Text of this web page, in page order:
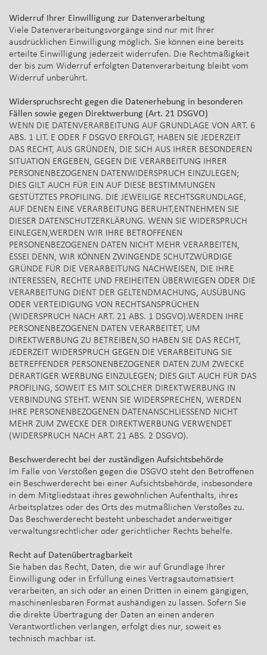
Widerruf Ihrer Einwilligung zur Datenverarbeitung
Viele Datenverarbeitungsvorgänge sind nur mit Ihrer
ausdrücklichen Einwilligung möglich. Sie können eine bereits
erteilte Einwilligung jederzeit widerrufen. Die Rechtmäßigkeit
der bis zum Widerruf erfolgten Datenverarbeitung bleibt vom
Widerruf unberührt.
Widerspruchsrecht gegen die Datenerhebung in besonderen
Fällen sowie gegen Direktwerbung (Art. 21 DSGVO)
WENN DIE DATENVERARBEITUNG AUF GRUNDLAGE VON ART. 6
ABS. 1 LIT. E ODER F DSGVO ERFOLGT, HABEN SIE JEDERZEIT
DAS RECHT, AUS GRÜNDEN, DIE SICH AUS IHRER BESONDEREN
SITUATION ERGEBEN, GEGEN DIE VERARBEITUNG IHRER
PERSONENBEZOGENEN DATENWIDERSPRUCH EINZULEGEN;
DIES GILT AUCH FÜR EIN AUF DIESE BESTIMMUNGEN
GESTÜTZTES PROFILING. DIE JEWEILIGE RECHTSGRUNDLAGE,
AUF DENEN EINE VERARBEITUNG BERUHT,ENTNEHMEN SIE
DIESER DATENSCHUTZERKLÄRUNG. WENN SIE WIDERSPRUCH
EINLEGEN,WERDEN WIR IHRE BETROFFENEN
PERSONENBEZOGENEN DATEN NICHT MEHR VERARBEITEN,
ESSEI DENN, WIR KÖNNEN ZWINGENDE SCHUTZWÜRDIGE
GRÜNDE FÜR DIE VERARBEITUNG NACHWEISEN, DIE IHRE
INTERESSEN, RECHTE UND FREIHEITEN ÜBERWIEGEN ODER DIE
VERARBEITUNG DIENT DER GELTENDMACHUNG, AUSÜBUNG
ODER VERTEIDIGUNG VON RECHTSANSPRÜCHEN
(WIDERSPRUCH NACH ART. 21 ABS. 1 DSGVO).WERDEN IHRE
PERSONENBEZOGENEN DATEN VERARBEITET, UM
DIREKTWERBUNG ZU BETREIBEN,SO HABEN SIE DAS RECHT,
JEDERZEIT WIDERSPRUCH GEGEN DIE VERARBEITUNG SIE
BETREFFENDER PERSONENBEZOGENER DATEN ZUM ZWECKE
DERARTIGER WERBUNG EINZULEGEN; DIES GILT AUCH FÜR DAS
PROFILING, SOWEIT ES MIT SOLCHER DIREKTWERBUNG IN
VERBINDUNG STEHT. WENN SIE WIDERSPRECHEN, WERDEN
IHRE PERSONENBEZOGENEN DATENANSCHLIESSEND NICHT
MEHR ZUM ZWECKE DER DIREKTWERBUNG VERWENDET
(WIDERSPRUCH NACH ART. 21 ABS. 2 DSGVO).
Beschwerderecht bei der zuständigen Aufsichtsbehörde
Im Falle von Verstößen gegen die DSGVO steht den Betroffenen
ein Beschwerderecht bei einer Aufsichtsbehörde, insbesondere
in dem Mitgliedstaat ihres gewöhnlichen Aufenthalts, ihres
Arbeitsplatzes oder des Orts des mutmaßlichen Verstoßes zu.
Das Beschwerderecht besteht unbeschadet anderweitiger
verwaltungsrechtlicher oder gerichtlicher Rechts behelfe.
Recht auf Datenübertragbarkeit
Sie haben das Recht, Daten, die wir auf Grundlage Ihrer
Einwilligung oder in Erfüllung eines Vertragsautomatisiert
verarbeiten, an sich oder an einen Dritten in einem gängigen,
maschinenlesbaren Format aushändigen zu lassen. Sofern Sie
die direkte Übertragung der Daten an einen anderen
Verantwortlichen verlangen, erfolgt dies nur, soweit es
technisch machbar ist.